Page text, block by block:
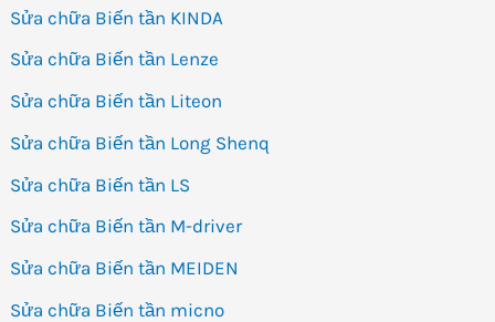
Sửa chữa Biến tần KINDA
Sửa chữa Biến tần Lenze
Sửa chữa Biến tần Liteon
Sửa chữa Biến tần Long Shenq
Sửa chữa Biến tần LS
Sửa chữa Biến tần M-driver
Sửa chữa Biến tần MEIDEN
Sửa chữa Biến tần micno